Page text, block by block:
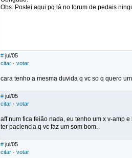
Obs. Postei aqui pq lá no forum de pedais
# jul/05
citar · votar
cara tenho a mesma duvida q vc so q quero
# jul/05
citar · votar
aff num fica feião nada, eu tenho um x v-amp
ter paciencia q vc faz um som bom.
# jul/05
citar · votar